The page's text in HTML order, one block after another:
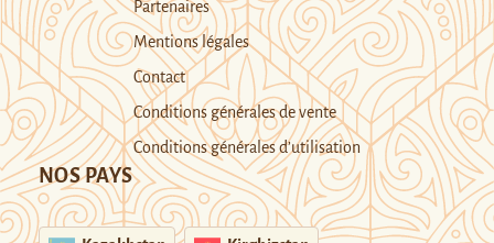
Partenaires
Mentions légales
Contact
Conditions générales de vente
Conditions générales d’utilisation
NOS PAYS